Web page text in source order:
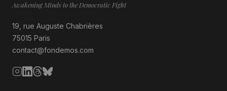
Awakening Minds to the Democratic Fight
19, rue Auguste Chabrières
75015 Paris
contact@fondemos.com